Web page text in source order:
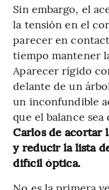
Sin embargo, el
la tensión en el
parecer en
tiempo mantener
Aparecer rígido
delante de un
un inconfundible
que el balance
Carlos de acortar
y reducir la lista
difícil óptica.